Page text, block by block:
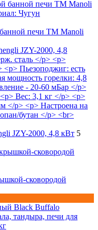
печи ТМ Manoli
JZY-2000, 4,8 кВт 5
сковородой